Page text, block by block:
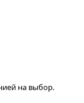
на выбор.